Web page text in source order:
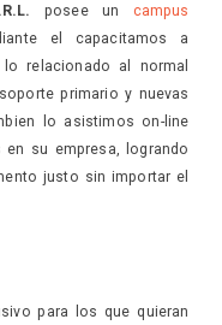
posee un campus
el capacitamos a
relacionado al normal
primario y nuevas
lo asistimos on-line
su empresa, logrando
justo sin importar el
para los que quieran